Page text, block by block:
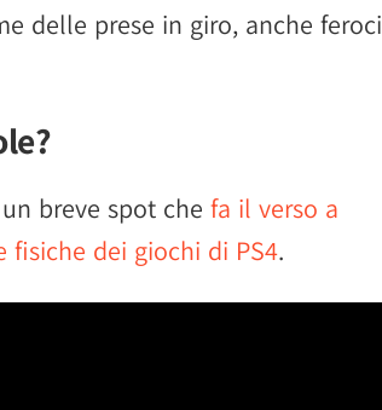
delle prese in giro, anche feroci
breve spot che fa il verso a
dei giochi di PS4.